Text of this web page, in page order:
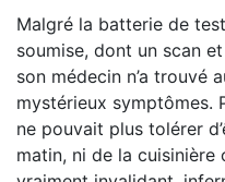
Malgré la batterie de
soumise, dont un scan
son médecin n’a trouvé
mystérieux symptômes.
ne pouvait plus tolérer
matin, ni de la cuisinière